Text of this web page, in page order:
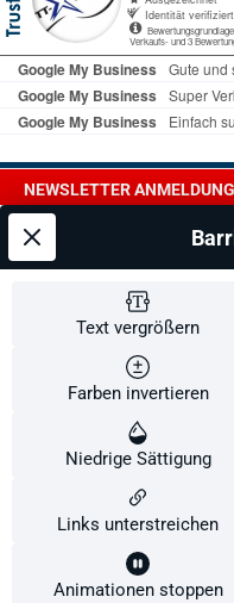
NEWSLETTER ANMELDUNG
SERVICE
VERTRAG WIDERRUFEN
SERVICE
Alle Preise inkl. gesetzl.
© 2026 TT-Xpert-Tischtennis-
Text vergrößern
Farben invertieren
Niedrige Sättigung
Links unterstreichen
Animationen stoppen